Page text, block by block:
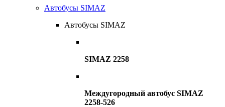
Автобусы SIMAZ
Автобусы SIMAZ
SIMAZ 2258
Междугородный автобус SIMAZ
2258-526